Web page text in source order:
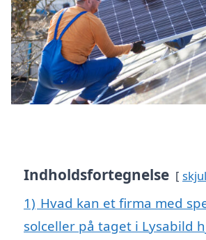
Indholdsfortegnelse skjul
1) Hvad kan et firma med
solceller på taget i Lysabild